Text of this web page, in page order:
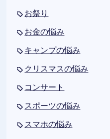
お祭り
お金の悩み
キャンプの悩み
クリスマスの悩み
コンサート
スポーツの悩み
スマホの悩み